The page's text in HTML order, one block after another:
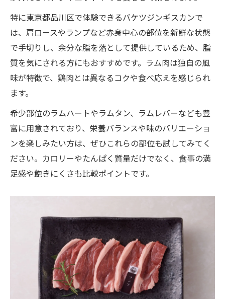
特に東京都品川区で体験できるバケツジンギスカンで
は、肩ロースやランプなど赤身中心の部位を新鮮な状態
で手切りし、余分な脂を落として提供しているため、脂
質を気にされる方にもおすすめです。ラム肉は独自の風
味が特徴で、鶏肉とは異なるコクや食べ応えを感じられ
ます。
希少部位のラムハートやラムタン、ラムレバーなども豊
富に用意されており、栄養バランスや味のバリエーショ
ンを楽しみたい方は、ぜひこれらの部位も試してみてく
ださい。カロリーやたんぱく質量だけでなく、食事の満
足感や飽きにくさも比較ポイントです。